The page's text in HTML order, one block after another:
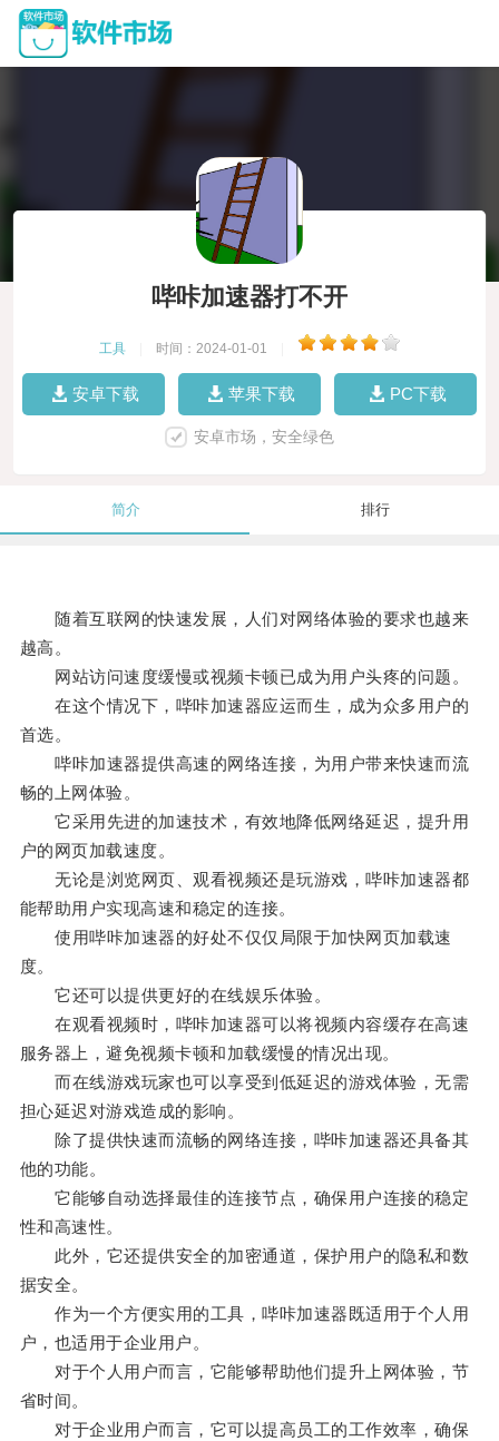
哔咔加速器打不开
工具 时间：2024-01-01
安卓下载 苹果下载 PC下载
安卓市场，安全绿色
简介 排行
随着互联网的快速发展，人们对网络体验的要求也越来
越高。
网站访问速度缓慢或视频卡顿已成为用户头疼的问题。
在这个情况下，哔咔加速器应运而生，成为众多用户的
首选。
哔咔加速器提供高速的网络连接，为用户带来快速而流
畅的上网体验。
它采用先进的加速技术，有效地降低网络延迟，提升用
户的网页加载速度。
无论是浏览网页、观看视频还是玩游戏，哔咔加速器都
能帮助用户实现高速和稳定的连接。
使用哔咔加速器的好处不仅仅局限于加快网页加载速
度。
它还可以提供更好的在线娱乐体验。
在观看视频时，哔咔加速器可以将视频内容缓存在高速
服务器上，避免视频卡顿和加载缓慢的情况出现。
而在线游戏玩家也可以享受到低延迟的游戏体验，无需
担心延迟对游戏造成的影响。
除了提供快速而流畅的网络连接，哔咔加速器还具备其
他的功能。
它能够自动选择最佳的连接节点，确保用户连接的稳定
性和高速性。
此外，它还提供安全的加密通道，保护用户的隐私和数
据安全。
作为一个方便实用的工具，哔咔加速器既适用于个人用
户，也适用于企业用户。
对于个人用户而言，它能够帮助他们提升上网体验，节
省时间。
对于企业用户而言，它可以提高员工的工作效率，确保